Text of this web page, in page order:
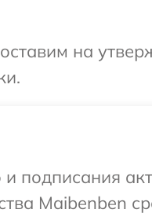
на
и подписания
Maibenben